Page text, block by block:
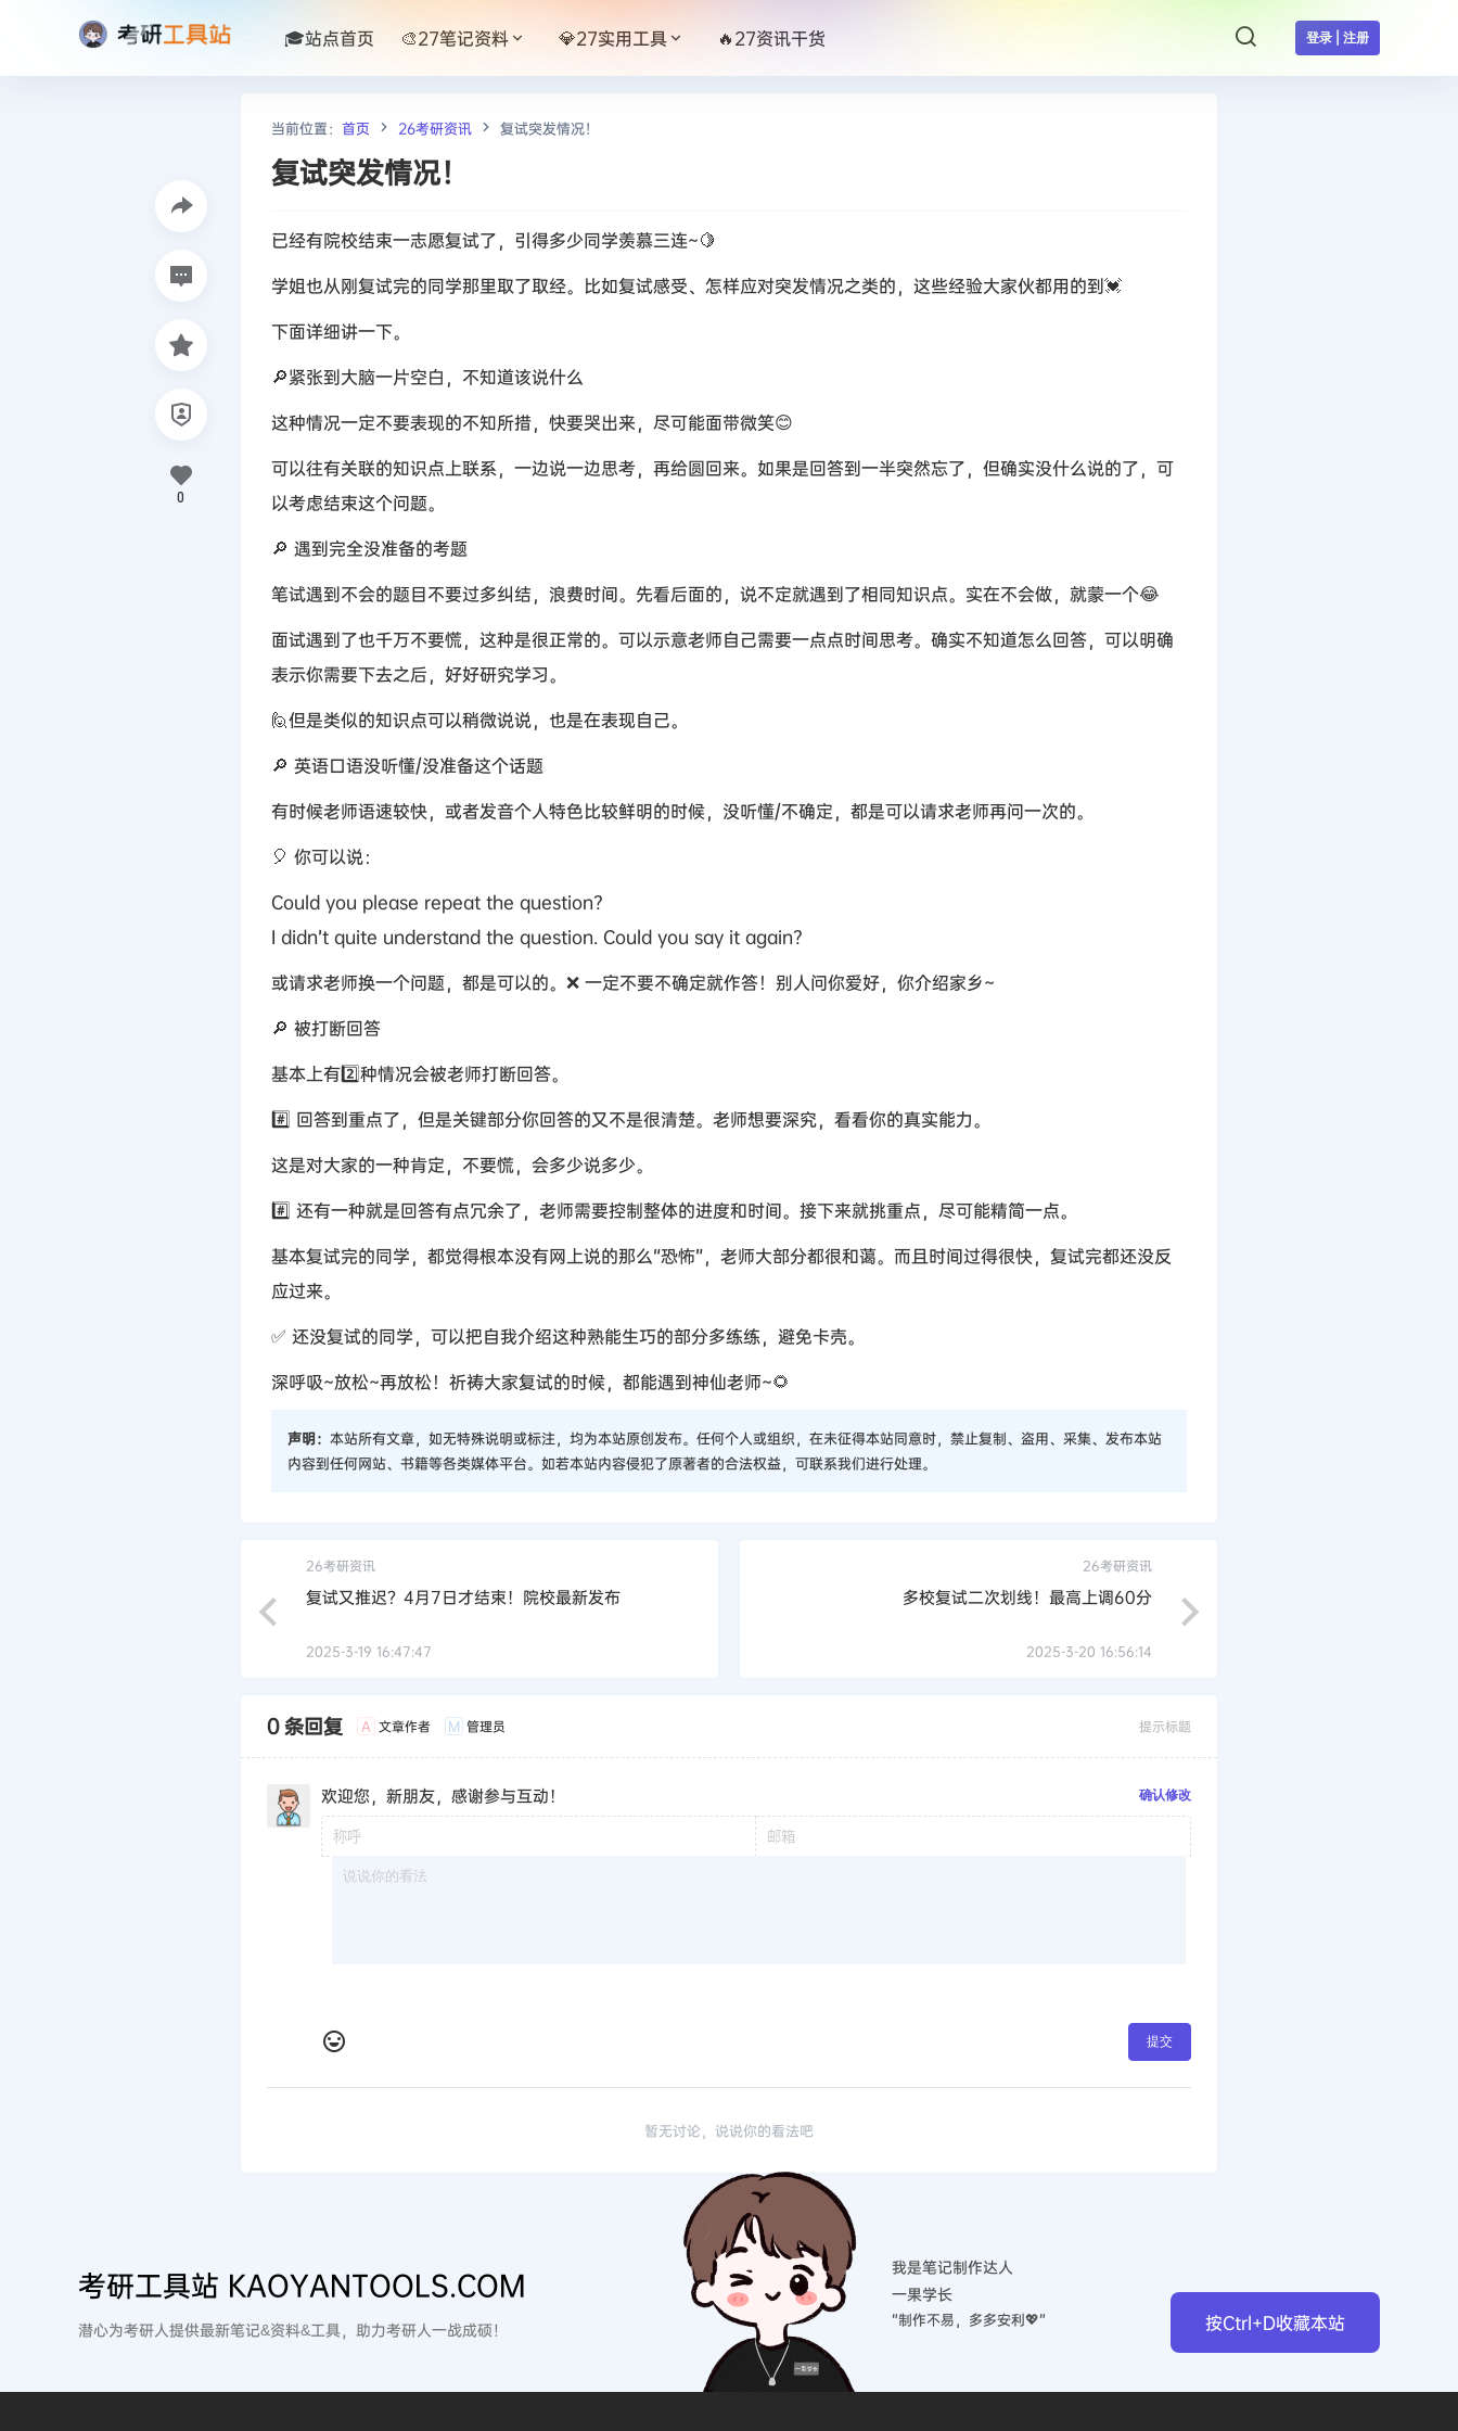
登录 | 注册
🎓站点首页 🎨27笔记资料 💎27实用工具 🔥27资讯干货
当前位置： 首页 26考研资讯 复试突发情况！
复试突发情况！
已经有院校结束一志愿复试了，引得多少同学羡慕三连~🍋
学姐也从刚复试完的同学那里取了取经。比如复试感受、怎样应对突发情况之类的，这些经验大家伙都用的到💓
下面详细讲一下。
🔎紧张到大脑一片空白，不知道该说什么
这种情况一定不要表现的不知所措，快要哭出来，尽可能面带微笑😊
可以往有关联的知识点上联系，一边说一边思考，再给圆回来。如果是回答到一半突然忘了，但确实没什么说的了，可
以考虑结束这个问题。
🔎 遇到完全没准备的考题
笔试遇到不会的题目不要过多纠结，浪费时间。先看后面的，说不定就遇到了相同知识点。实在不会做，就蒙一个😂
面试遇到了也千万不要慌，这种是很正常的。可以示意老师自己需要一点点时间思考。确实不知道怎么回答，可以明确
表示你需要下去之后，好好研究学习。
🙋但是类似的知识点可以稍微说说，也是在表现自己。
🔎 英语口语没听懂/没准备这个话题
有时候老师语速较快，或者发音个人特色比较鲜明的时候，没听懂/不确定，都是可以请求老师再问一次的。
🎈 你可以说：
Could you please repeat the question?
I didn’t quite understand the question. Could you say it again?
或请求老师换一个问题，都是可以的。❌ 一定不要不确定就作答！别人问你爱好，你介绍家乡~
🔎 被打断回答
基本上有2️⃣种情况会被老师打断回答。
#️⃣ 回答到重点了，但是关键部分你回答的又不是很清楚。老师想要深究，看看你的真实能力。
这是对大家的一种肯定，不要慌，会多少说多少。
#️⃣ 还有一种就是回答有点冗余了，老师需要控制整体的进度和时间。接下来就挑重点，尽可能精简一点。
基本复试完的同学，都觉得根本没有网上说的那么“恐怖”，老师大部分都很和蔼。而且时间过得很快，复试完都还没反
应过来。
✅ 还没复试的同学，可以把自我介绍这种熟能生巧的部分多练练，避免卡壳。
深呼吸~放松~再放松！祈祷大家复试的时候，都能遇到神仙老师~🌻
声明： 本站所有文章，如无特殊说明或标注，均为本站原创发布。任何个人或组织，在未征得本站同意时，禁止复制、盗用、采集、发布本站
内容到任何网站、书籍等各类媒体平台。如若本站内容侵犯了原著者的合法权益，可联系我们进行处理。
0
26考研资讯
复试又推迟？4月7日才结束！院校最新发布
2025-3-19 16:47:47
26考研资讯
多校复试二次划线！最高上调60分
2025-3-20 16:56:14
0 条回复 A 文章作者 M 管理员 提示标题
欢迎您，新朋友，感谢参与互动！ 确认修改
提交
暂无讨论，说说你的看法吧
考研工具站 KAOYANTOOLS.COM
潜心为考研人提供最新笔记&资料&工具，助力考研人一战成硕！ 按Ctrl+D收藏本站
我是笔记制作达人
一果学长
“制作不易，多多安利💖”